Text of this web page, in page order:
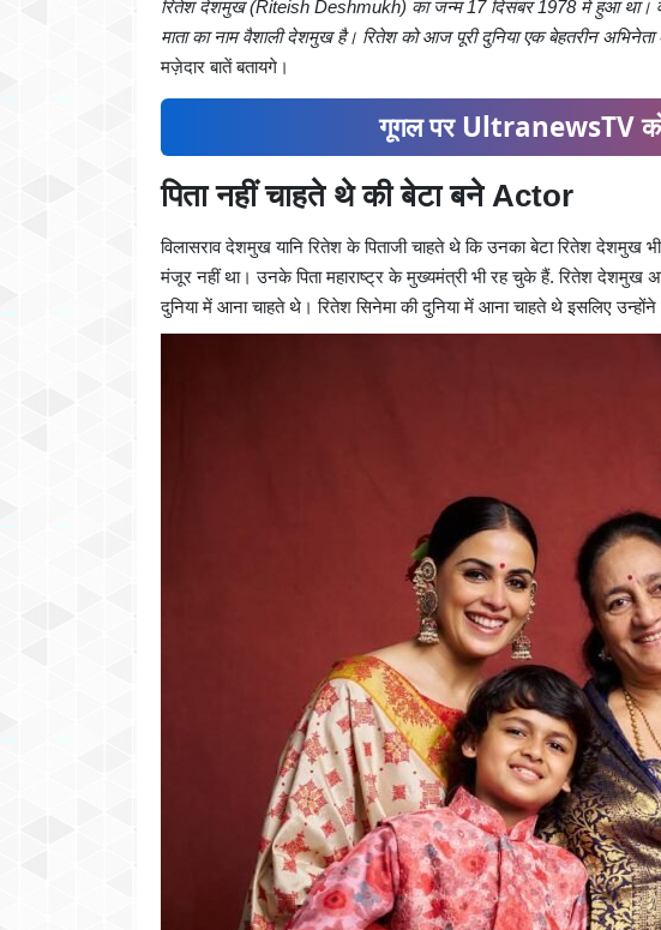
रितेश देशमुख (Riteish Deshmukh) का जन्म 17 दिसंबर 1978 में हुआ था।
माता का नाम वैशाली देशमुख है। रितेश को आज पूरी दुनिया एक बेहतरीन
मज़ेदार बातें बतायगे।
गूगल पर UltranewsTV को
पिता नहीं चाहते थे की बेटा बने Actor
विलासराव देशमुख यानि रितेश के पिताजी चाहते थे कि उनका बेटा रितेश
मंजूर नहीं था। उनके पिता महाराष्ट्र के मुख्यमंत्री भी रह चुके हैं. रितेश देशमुख
दुनिया में आना चाहते थे। रितेश सिनेमा की दुनिया में आना चाहते थे इसलिए उन्होंने